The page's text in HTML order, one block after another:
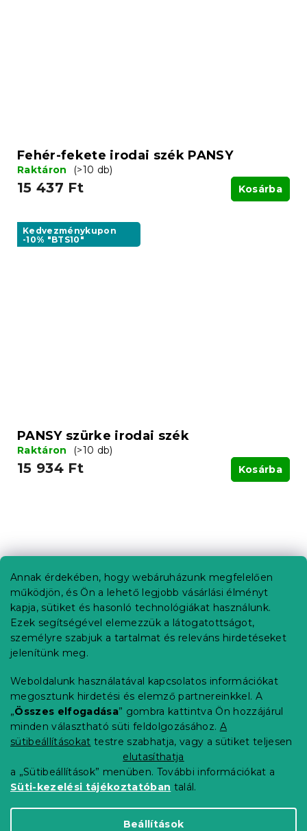
Annak érdekében, hogy webáruházunk megfelelően
működjön, és Ön a lehető legjobb vásárlási élményt
kapja, sütiket és hasonló technológiákat használunk.
Ezek segítségével elemezzük a látogatottságot,
személyre szabjuk a tartalmat és releváns hirdetéseket
jelenítünk meg.
Weboldalunk használatával kapcsolatos információkat
megosztunk hirdetési és elemző partnereinkkel. A
„Összes elfogadása” gombra kattintva Ön hozzájárul
minden választható süti feldolgozásához. A
sütibeállításokat testre szabhatja, vagy a sütiket teljesen
elutasíthatja
a „Sütibeállítások” menüben. További információkat a
Süti-kezelési tájékoztatóban talál.
Beállítások
Fehér-fekete irodai szék PANSY
Raktáron (>10 db)
15 437 Ft Kosárba
Kedvezménykupon
-10% "BTS10"
PANSY szürke irodai szék
Raktáron (>10 db)
15 934 Ft Kosárba
á
Információ az Ön számára
Rendelés követése
Szállítási lehetőségek
Fizetési lehetőségek
Reklamáció és áruvisszaküldés
Elérhetőség
Általános szerződési feltételek
Adatvédelmi nyilatkozat
Blog
Partnereinknek